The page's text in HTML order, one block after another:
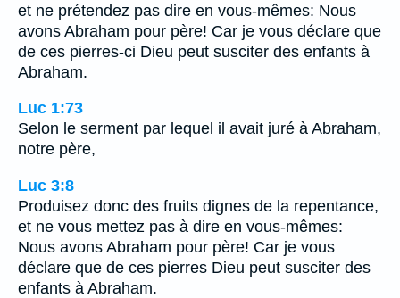
et ne prétendez pas dire en vous-mêmes: Nous
avons Abraham pour père! Car je vous déclare que
de ces pierres-ci Dieu peut susciter des enfants à
Abraham.
Luc 1:73
Selon le serment par lequel il avait juré à Abraham,
notre père,
Luc 3:8
Produisez donc des fruits dignes de la repentance,
et ne vous mettez pas à dire en vous-mêmes:
Nous avons Abraham pour père! Car je vous
déclare que de ces pierres Dieu peut susciter des
enfants à Abraham.